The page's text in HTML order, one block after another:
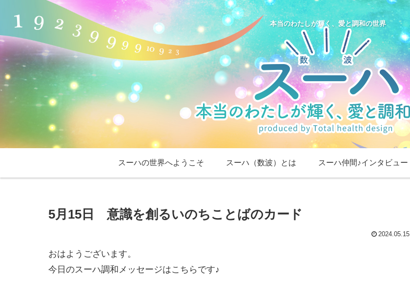
本当のわたしが輝く、愛と調和の世界
スーハの世界へようこそ スーハ（数波）とは スーハ仲間♪インタビュー
5月15日 意識を創るいのちことばのカード
2024.05.15
おはようございます。
今日のスーハ調和メッセージはこちらです♪